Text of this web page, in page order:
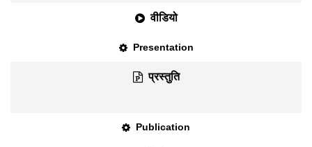
वीडियो
Presentation
प्रस्तुति
Publication